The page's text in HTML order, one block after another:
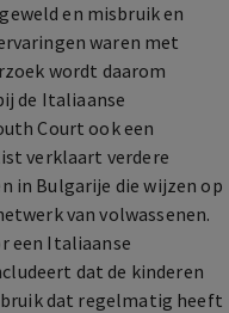
en misbruik en
waren met
wordt daarom
de Italiaanse
Court ook een
verklaart verdere
in Bulgarije die wijzen op
van volwassenen.
een Italiaanse
dat de kinderen
dat regelmatig heeft